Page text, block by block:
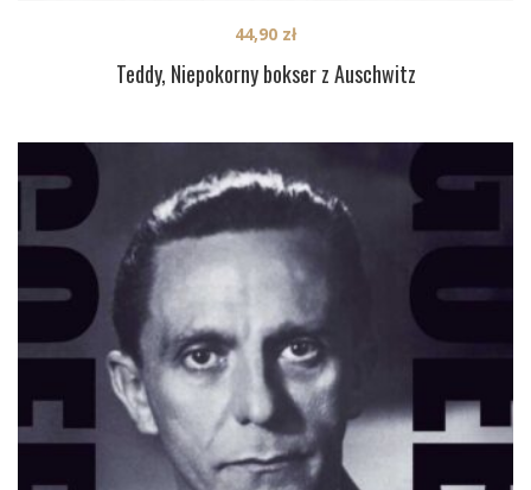
Teddy, Niepokorny bokser z Auschwitz
44,90 zł